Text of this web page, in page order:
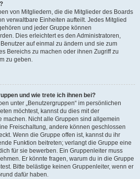
von Mitgliedern, die die Mitglieder des Boards
verwaltbare Einheiten aufteilt. Jedes Mitglied
und jeder Gruppe können
Dies erleichtert es den Administratoren,
auf einmal zu ändern und sie zum
Bereichs zu machen oder ihnen Zugriff zu
zu geben.
und wie trete ich ihnen bei?
unter „Benutzergruppen“ im persönlichen
möchtest, kannst du dies mit der
machen. Nicht alle Gruppen sind allgemein
Freischaltung, andere können geschlossen
Wenn die Gruppe offen ist, kannst du ihr
Funktion beitreten; verlangt die Gruppe eine
für sie bewerben. Ein Gruppenleiter muss
Er könnte fragen, warum du in die Gruppe
Bitte belästige keinen Gruppenleiter, wenn er
dafür haben.